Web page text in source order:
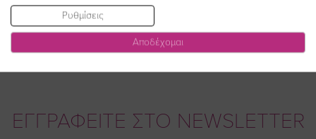
(-10%)
ΕΓΓΡΑΦΕΙΤΕ ΣΤΟ NEWSLETTER
Ρυθμίσεις
Αποδέχομαι